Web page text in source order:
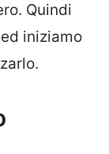
Quindi
iniziamo